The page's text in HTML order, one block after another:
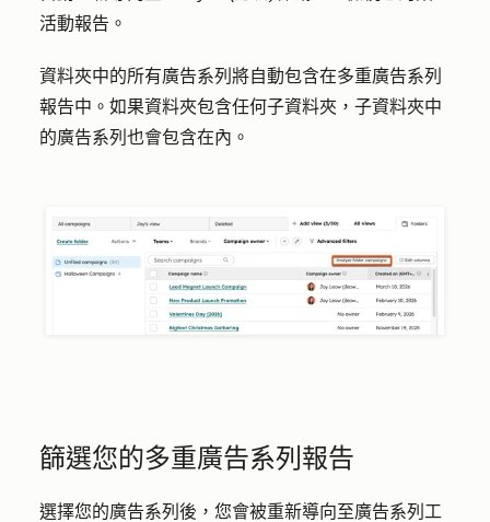
活動報告。
資料夾中的所有廣告系列將自動包含在多重廣告系列
報告中。如果資料夾包含任何子資料夾，子資料夾中
的廣告系列也會包含在內。
篩選您的多重廣告系列報告
選擇您的廣告系列後，您會被重新導向至廣告系列工